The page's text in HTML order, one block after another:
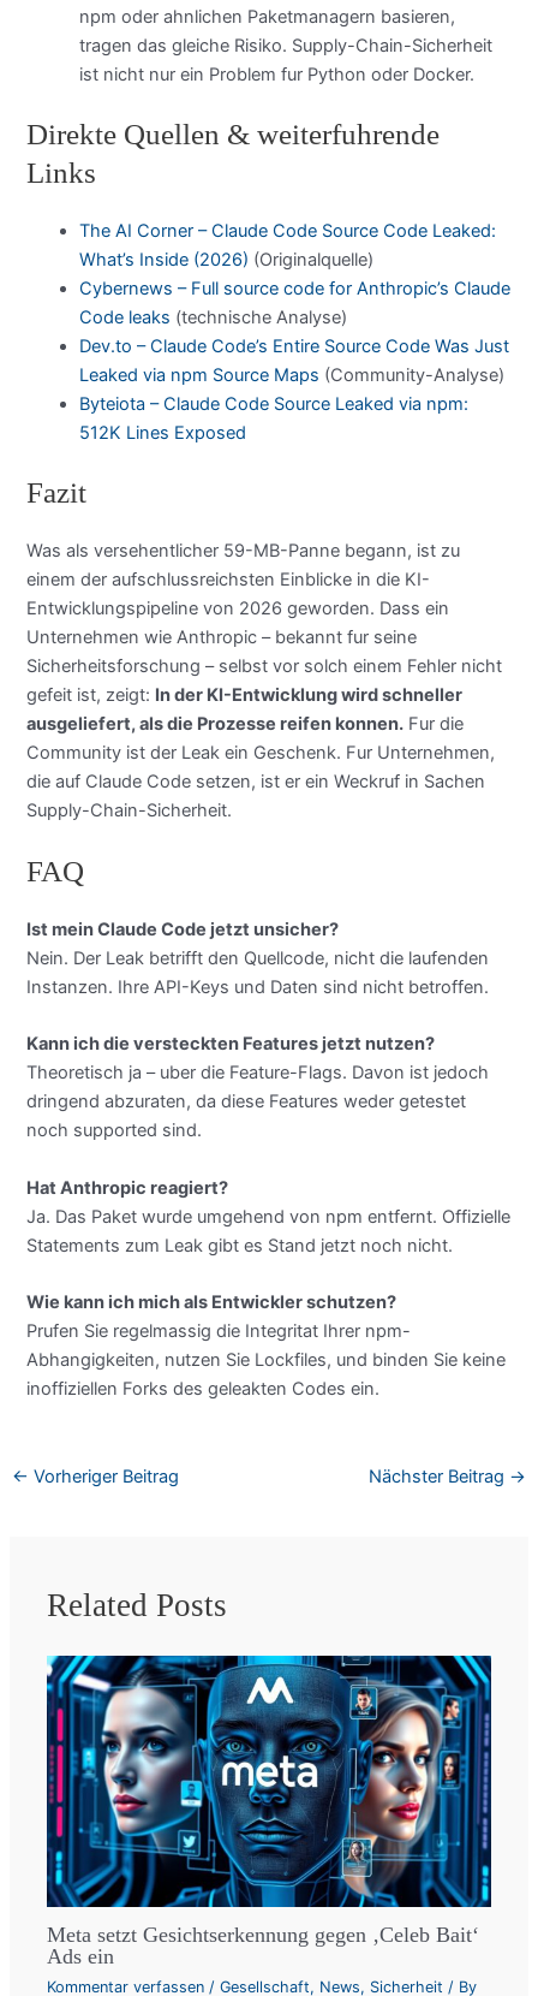
npm oder ahnlichen Paketmanagern basieren,
tragen das gleiche Risiko. Supply-Chain-Sicherheit
ist nicht nur ein Problem fur Python oder Docker.
Direkte Quellen & weiterfuhrende
Links
The AI Corner – Claude Code Source Code Leaked:
What’s Inside (2026) (Originalquelle)
Cybernews – Full source code for Anthropic’s Claude
Code leaks (technische Analyse)
Dev.to – Claude Code’s Entire Source Code Was Just
Leaked via npm Source Maps (Community-Analyse)
Byteiota – Claude Code Source Leaked via npm:
512K Lines Exposed
Fazit
Was als versehentlicher 59-MB-Panne begann, ist zu
einem der aufschlussreichsten Einblicke in die KI-
Entwicklungspipeline von 2026 geworden. Dass ein
Unternehmen wie Anthropic – bekannt fur seine
Sicherheitsforschung – selbst vor solch einem Fehler nicht
gefeit ist, zeigt: In der KI-Entwicklung wird schneller
ausgeliefert, als die Prozesse reifen konnen. Fur die
Community ist der Leak ein Geschenk. Fur Unternehmen,
die auf Claude Code setzen, ist er ein Weckruf in Sachen
Supply-Chain-Sicherheit.
FAQ
Ist mein Claude Code jetzt unsicher?
Nein. Der Leak betrifft den Quellcode, nicht die laufenden
Instanzen. Ihre API-Keys und Daten sind nicht betroffen.
Kann ich die versteckten Features jetzt nutzen?
Theoretisch ja – uber die Feature-Flags. Davon ist jedoch
dringend abzuraten, da diese Features weder getestet
noch supported sind.
Hat Anthropic reagiert?
Ja. Das Paket wurde umgehend von npm entfernt. Offizielle
Statements zum Leak gibt es Stand jetzt noch nicht.
Wie kann ich mich als Entwickler schutzen?
Prufen Sie regelmassig die Integritat Ihrer npm-
Abhangigkeiten, nutzen Sie Lockfiles, und binden Sie keine
inoffiziellen Forks des geleakten Codes ein.
← Vorheriger Beitrag Nächster Beitrag →
Related Posts
Meta setzt Gesichtserkennung gegen ‚Celeb Bait‘
Ads ein
Kommentar verfassen /Gesellschaft, News, Sicherheit / By